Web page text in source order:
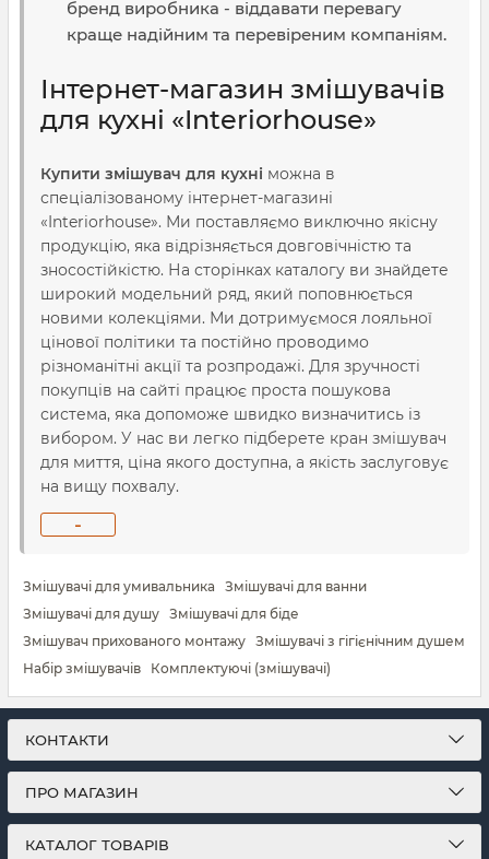
бренд виробника - віддавати перевагу
краще надійним та перевіреним компаніям.
Інтернет-магазин змішувачів
для кухні «Interiorhouse»
Купити змішувач для кухні можна в
спеціалізованому інтернет-магазині
«Interiorhouse». Ми поставляємо виключно якісну
продукцію, яка відрізняється довговічністю та
зносостійкістю. На сторінках каталогу ви знайдете
широкий модельний ряд, який поповнюється
новими колекціями. Ми дотримуємося лояльної
цінової політики та постійно проводимо
різноманітні акції та розпродажі. Для зручності
покупців на сайті працює проста пошукова
система, яка допоможе швидко визначитись із
вибором. У нас ви легко підберете кран змішувач
для миття, ціна якого доступна, а якість заслуговує
на вищу похвалу.
-
Змішувачі для умивальника
Змішувачі для ванни
Змішувачі для душу Змішувачі для біде
Змішувач прихованого монтажу Змішувачі з гігієнічним душем
Набір змішувачів
Комплектуючі (змішувачі)
КОНТАКТИ
ПРО МАГАЗИН
КАТАЛОГ ТОВАРІВ